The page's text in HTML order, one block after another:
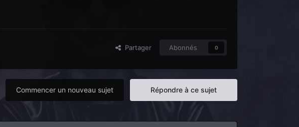
Partager Abonnés 0
Répondre à ce sujet
Commencer un nouveau sujet